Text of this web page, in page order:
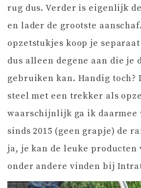
rug dus. Verder is eigenlijk
en lader de grootste
opzetstukjes koop je
dus alleen degene aan die je
gebruiken kan. Handig toch?
steel met een trekker als
waarschijnlijk ga ik daarmee
sinds 2015 (geen grapje) de
ja, je kan de leuke producten
onder andere vinden bij